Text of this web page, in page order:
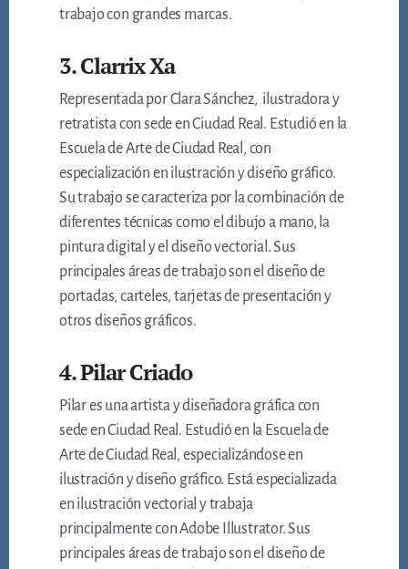
trabajo con grandes marcas.
3. Clarrix Xa
Representada por Clara Sánchez, ilustradora y
retratista con sede en Ciudad Real. Estudió en la
Escuela de Arte de Ciudad Real, con
especialización en ilustración y diseño gráfico.
Su trabajo se caracteriza por la combinación de
diferentes técnicas como el dibujo a mano, la
pintura digital y el diseño vectorial. Sus
principales áreas de trabajo son el diseño de
portadas, carteles, tarjetas de presentación y
otros diseños gráficos.
4. Pilar Criado
Pilar es una artista y diseñadora gráfica con
sede en Ciudad Real. Estudió en la Escuela de
Arte de Ciudad Real, especializándose en
ilustración y diseño gráfico. Está especializada
en ilustración vectorial y trabaja
principalmente con Adobe Illustrator. Sus
principales áreas de trabajo son el diseño de